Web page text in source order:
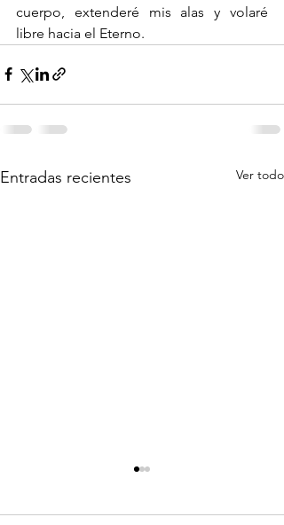
cuerpo, extenderé mis alas y volaré
libre hacia el Eterno.
Entradas recientes Ver todo